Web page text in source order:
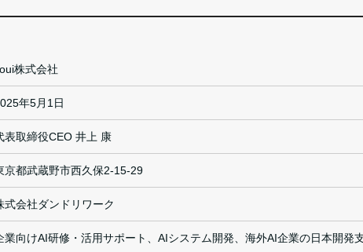
株式会社
年5月1日
表取締役CEO 井上 康
京都武蔵野市西久保2-15-29
式会社ダンドリワーク
業向けAI研修・活用サポート、AIシステム開発、海外AI企業の日本開発